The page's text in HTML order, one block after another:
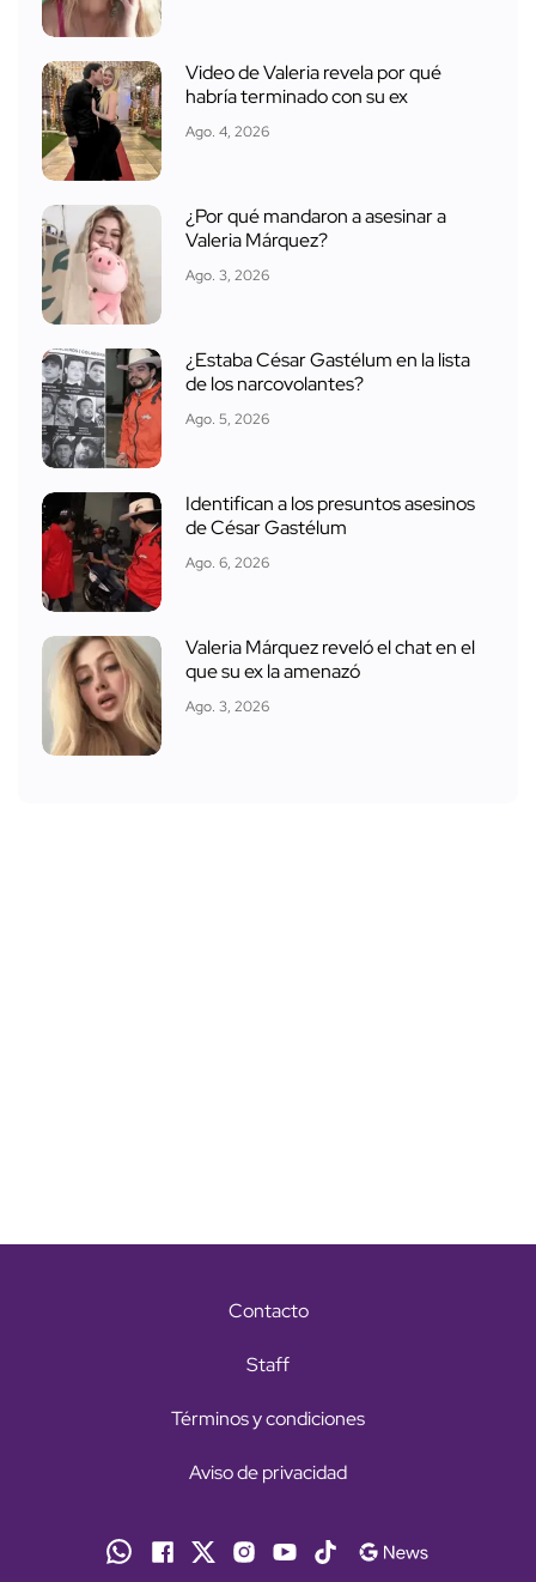
Video de Valeria revela por qué
habría terminado con su ex
Ago. 4, 2026
¿Por qué mandaron a asesinar a
Valeria Márquez?
Ago. 3, 2026
¿Estaba César Gastélum en la lista
de los narcovolantes?
Ago. 5, 2026
Identifican a los presuntos asesinos
de César Gastélum
Ago. 6, 2026
Valeria Márquez reveló el chat en el
que su ex la amenazó
Ago. 3, 2026
Contacto
Staff
Términos y condiciones
Aviso de privacidad